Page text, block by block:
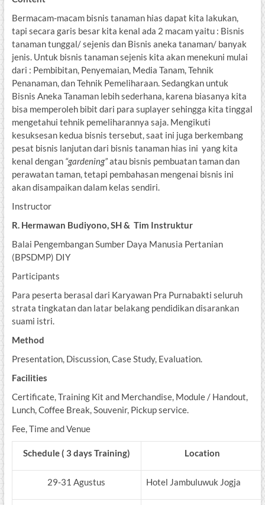
Bermacam-macam bisnis tanaman hias dapat kita lakukan,
tapi secara garis besar kita kenal ada 2 macam yaitu : Bisnis
tanaman tunggal/ sejenis dan Bisnis aneka tanaman/ banyak
jenis. Untuk bisnis tanaman sejenis kita akan menekuni mulai
dari : Pembibitan, Penyemaian, Media Tanam, Tehnik
Penanaman, dan Tehnik Pemeliharaan. Sedangkan untuk
Bisnis Aneka Tanaman lebih sederhana, karena biasanya kita
bisa memperoleh bibit dari para suplayer sehingga kita tinggal
mengetahui tehnik pemeliharannya saja. Mengikuti
kesuksesan kedua bisnis tersebut, saat ini juga berkembang
pesat bisnis lanjutan dari bisnis tanaman hias ini yang kita
kenal dengan “gardening”atau bisnis pembuatan taman dan
perawatan taman, tetapi pembahasan mengenai bisnis ini
akan disampaikan dalam kelas sendiri.
Instructor
R. Hermawan Budiyono, SH & Tim Instruktur
Balai Pengembangan Sumber Daya Manusia Pertanian
(BPSDMP) DIY
Participants
Para peserta berasal dari Karyawan Pra Purnabakti seluruh
strata tingkatan dan latar belakang pendidikan disarankan
suami istri.
Method
Presentation, Discussion, Case Study, Evaluation.
Facilities
Certificate, Training Kit and Merchandise, Module / Handout,
Lunch, Coffee Break, Souvenir, Pickup service.
Fee, Time and Venue
Schedule ( 3 days Training) Location
29-31 Agustus Hotel Jambuluwuk Jogja